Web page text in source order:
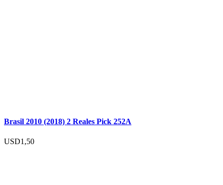
Brasil 2010 (2018) 2 Reales Pick 252A
USD1,50